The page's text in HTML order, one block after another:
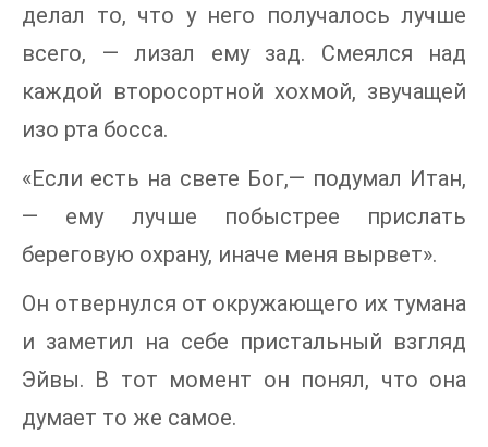
делал то, что у него получалось лучше
всего, — лизал ему зад. Смеялся над
каждой второсортной хохмой, звучащей
изо рта босса.
«Если есть на свете Бог,— подумал Итан,
— ему лучше побыстрее прислать
береговую охрану, иначе меня вырвет».
Он отвернулся от окружающего их тумана
и заметил на себе пристальный взгляд
Эйвы. В тот момент он понял, что она
думает то же самое.